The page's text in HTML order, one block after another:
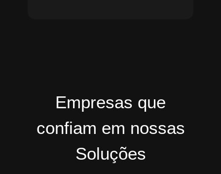
Empresas que
confiam em nossas
Soluções